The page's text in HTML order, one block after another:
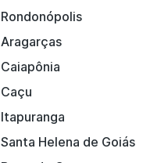
Rondonópolis
Aragarças
Caiapônia
Caçu
Itapuranga
Santa Helena de Goiás